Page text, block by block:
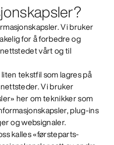
Vi bruker
for å forbedre og
vårt og til
tekstfil som lagres på
Vi bruker
her om teknikker som
plug-ins
og websignaler.
kalles «førsteparts-